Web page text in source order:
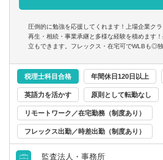
圧倒的に勉強を応援してくれます！上場企業ク
再生・相続・事業承継と多様な経験を積めます
立もできます。フレックス・在宅可でWLBも◎
税理士科目合格 年間休日120日以上
英語力を活かす 原則として転勤なし
リモートワーク／在宅勤務（制度あり）
フレックス出勤／時差出勤（制度あり）
監査法人・事務所